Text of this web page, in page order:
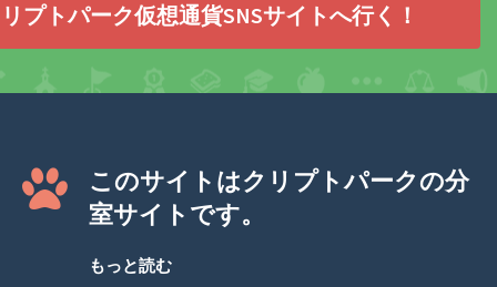
プトパーク仮想通貨SNSサイトへ行く！
このサイトはクリプトパークの分
室サイトです。
もっと読む